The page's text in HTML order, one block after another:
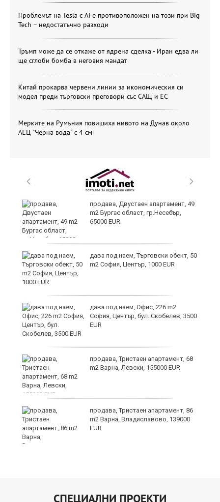
Проблемът на Tesla с AI е противоположен на този при Big
Tech – недостатъчно разходи
Тръмп може да се откаже от ядрена сделка - Иран едва ли
ще сглоби бомба в неговия мандат
Китай прокарва червени линии за икономическия си
модел преди търговски преговори със САЩ и ЕС
Мерките на Румъния повишиха нивото на Дунав около
АЕЦ "Черна вода" с 4 см
продава, Двустаен апартамент, 49
m2 Бургас област, гр.Несебър,
65000 EUR
дава под наем, Търговски обект, 50
m2 София, Център, 1000 EUR
дава под наем, Офис, 226 m2
София, Център, бул. Скобелев, 3500
EUR
продава, Тристаен апартамент, 68
m2 Варна, Левски, 155000 EUR
продава, Тристаен апартамент, 86
m2 Варна, Владиславово, 139000
EUR
СПЕЦИАЛНИ ПРОЕКТИ